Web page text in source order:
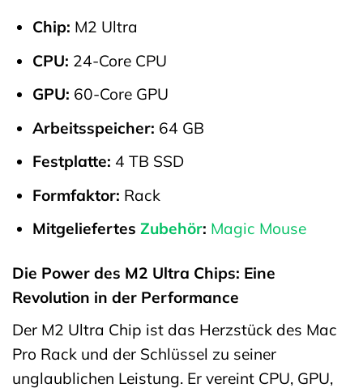
Chip: M2 Ultra
CPU: 24-Core CPU
GPU: 60-Core GPU
Arbeitsspeicher: 64 GB
Festplatte: 4 TB SSD
Formfaktor: Rack
Mitgeliefertes Zubehör: Magic Mouse
Die Power des M2 Ultra Chips: Eine
Revolution in der Performance
Der M2 Ultra Chip ist das Herzstück des Mac
Pro Rack und der Schlüssel zu seiner
unglaublichen Leistung. Er vereint CPU, GPU,